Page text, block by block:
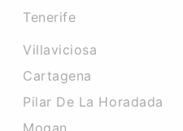
Tenerife
Villaviciosa
Cartagena
Pilar De La Horadada
Mogan